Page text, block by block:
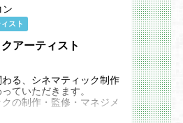
る行政調査対応
はじめとする消費者保
等の各国法令調査
の弁護士事務所との折
ト管理
メント対応
調査・分析
スト
アーティスト
る、シネマティック制作
ていただきます。
クの制作・監修・マネジメ